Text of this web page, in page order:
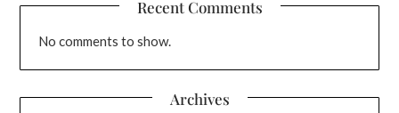
Recent Comments
No comments to show.
Archives